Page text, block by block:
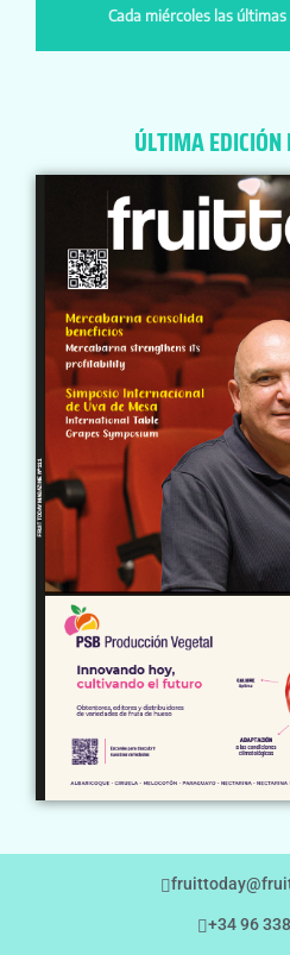
Cada miércoles las
ÚLTIMA EDICIÓN
+34 96